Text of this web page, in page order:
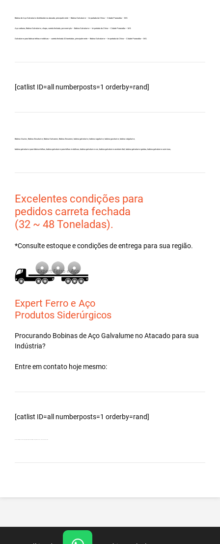
Bobina de Aço Galvalume distribuidor no atacado, principalmente – Bobina Galvalume – Importada da China – Cidade Paranaíba – MS.
Aço carbono, Bobina Galvalume, chapa, carreta fechada, por exemplo – Bobina Galvalume – Importada da China – Cidade Paranaíba – MS.
Galvalume para fabricar telhas metálicas – carreta fechada 32 toneladas, principalmente – Bobina Galvalume – Importada da China – Cidade Paranaíba – MS.
[catlist ID=all numberposts=1 orderby=rand]
Bobina Aluzinc, Bobina Zincalume, Bobina Galvanew, Bobina Zincanew, bobina galvolume, bobina vagalume, bobina gavolume, bobina valgalume,
bobina galvalume para fabricar telhas, bobina galvalume para telhas metálicas, bobina galvalume csn, bobina galvalume arcelormittal, bobina galvalume gerdau, bobina galvalume usiminas,
Excelentes condições para
pedidos carreta fechada
(32 ~ 48 Toneladas).
*Consulte estoque e condições de entrega para sua região.
Expert Ferro e Aço
Produtos Siderúrgicos
Procurando Bobinas deAço Galvalume noAtacado para sua
Indústria?
Entre em contato hoje mesmo:
[catlist ID=all numberposts=1 orderby=rand]